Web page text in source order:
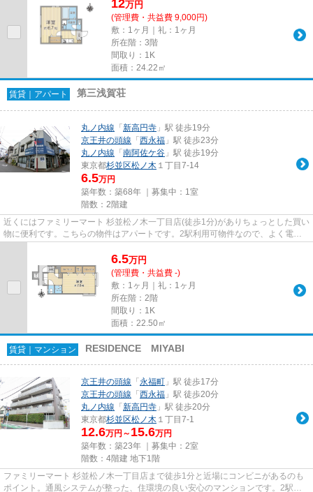
12万円
(管理費・共益費 9,000円)
敷：1ヶ月｜礼：1ヶ月
所在階：3階
間取り：1K
面積：24.22㎡
賃貸｜アパート 第三浅賀荘
丸ノ内線 「 新高円寺 」駅 徒歩19分
京王井の頭線 「 西永福 」駅 徒歩23分
丸ノ内線 「 南阿佐ケ谷 」駅 徒歩19分
東京都杉並区松ノ木 １丁目7-14
6.5万円
築年数：築68年 ｜募集中： 1室
階数：2階建
近くにはファミリーマート 杉並松ノ木一丁目店(徒歩1分)がありちょっとした買い
物に便利です。こちらの物件はアパートです。2駅利用可物件なので、よく電車
6.5万円
(管理費・共益費 -)
敷：1ヶ月｜礼：1ヶ月
所在階：2階
間取り：1K
面積：22.50㎡
賃貸｜マンション RESIDENCE MIYABI
京王井の頭線 「 永福町 」駅 徒歩17分
京王井の頭線 「 西永福 」駅 徒歩20分
丸ノ内線 「 新高円寺 」駅 徒歩20分
東京都杉並区松ノ木 １丁目7-1
12.6万円～ 15.6万円
築年数：築23年 ｜募集中： 2室
階数：4階建 地下1階
ファミリーマート 杉並松ノ木一丁目店まで徒歩1分と近場にコンビニがあるのも
ポイント。通風システムが整った、住環境の良い安心のマンションです。2駅利